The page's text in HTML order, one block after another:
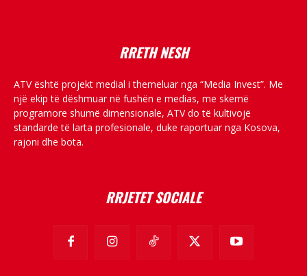
RRETH NESH
ATV është projekt medial i themeluar nga “Media Invest”. Me
një ekip të dëshmuar në fushën e medias, me skemë
programore shumë dimensionale, ATV do të kultivojë
standarde të larta profesionale, duke raportuar nga Kosova,
rajoni dhe bota.
RRJETET SOCIALE